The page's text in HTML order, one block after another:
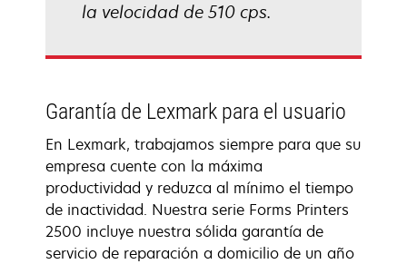
la velocidad de 510 cps.
Garantía de Lexmark para el usuario
En Lexmark, trabajamos siempre para que su
empresa cuente con la máxima
productividad y reduzca al mínimo el tiempo
de inactividad. Nuestra serie Forms Printers
2500 incluye nuestra sólida garantía de
servicio de reparación a domicilio de un año